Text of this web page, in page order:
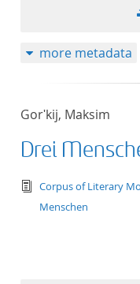
more metadata
Gorʹkij, Maksim
Drei
text/
Corpus of Literary
Menschen